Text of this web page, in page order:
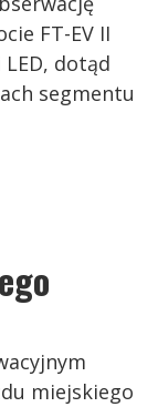
FT-EV II
dotąd
segmentu
miejskiego